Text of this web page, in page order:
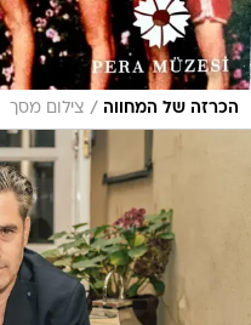
הכרזה של המחווה / צילום מסך